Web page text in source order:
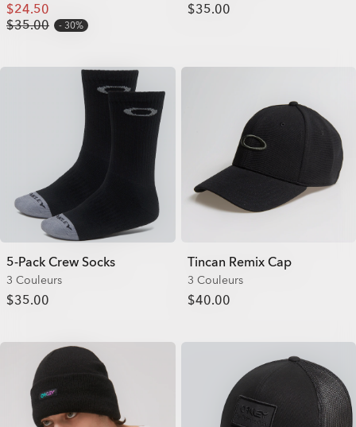
$24.50
$35.00
30%
$35.00
5-Pack Crew Socks
3 Couleurs
$35.00
Tincan Remix Cap
3 Couleurs
$40.00